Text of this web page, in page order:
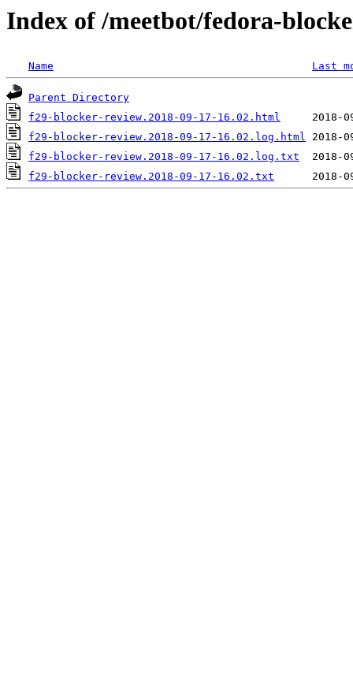
Index of /meetbot/fedora-
Name Last
Parent Directory
f29-blocker-review.2018-09-17-16.02.html
f29-blocker-review.2018-09-17-16.02.log.html
f29-blocker-review.2018-09-17-16.02.log.txt
f29-blocker-review.2018-09-17-16.02.txt